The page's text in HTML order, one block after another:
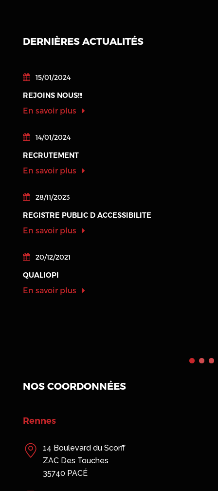
DERNIÈRES ACTUALITÉS
15/01/2024
REJOINS NOUS!!!
En savoir plus
14/01/2024
RECRUTEMENT
En savoir plus
28/11/2023
REGISTRE PUBLIC D ACCESSIBILITE
En savoir plus
20/12/2021
QUALIOPI
En savoir plus
NOS COORDONNÉES